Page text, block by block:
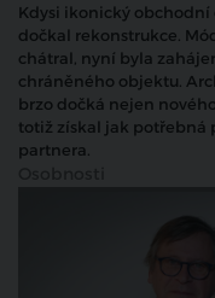
Kdysi ikonický obchodní
dočkal rekonstrukce.
chátral, nyní byla
chráněného objektu.
brzo dočká nejen
totiž získal jak potřebná
partnera.